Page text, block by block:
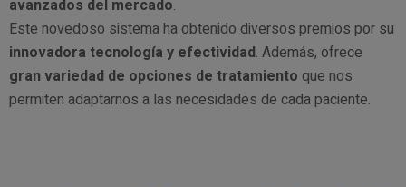
avanzados del mercado.
Este novedoso sistema ha obtenido diversos premios por su
innovadora tecnología y efectividad. Además, ofrece
gran variedad de opciones de tratamiento que nos
permiten adaptarnos a las necesidades de cada paciente.